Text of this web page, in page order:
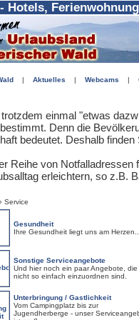
Hotels,
| Aktuelles | Webcams |
einmal "etwas
Denn die
bedeutet. Deshalb
Reihe von Notfalladressen
erleichtern, so z.B.
Service
Gesundheit
Ihre Gesundheit liegt uns am
Sonstige Serviceangebote
Und hier noch ein paar Angebote, die
nicht so einfach einzuordnen sind.
Unterbringung / Gastlichkeit
Vom Campingplatz bis zur
Jugendherberge - unser